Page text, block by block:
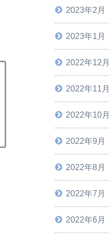
2023年2月
2023年1月
2022年12月
2022年11月
2022年10月
2022年9月
2022年8月
2022年7月
2022年6月